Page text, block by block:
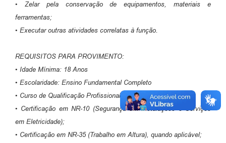
• Zelar pela conservação de equipamentos, materiais e
ferramentas;
• Executar outras atividades correlatas à função.
REQUISITOS PARA PROVIMENTO:
• Idade Mínima: 18 Anos
• Escolaridade: Ensino Fundamental Completo
• Curso de Qualificação Profissional na área elétrica.
• Certificação em NR-10 (Segurança em Instalações e Serviços
em Eletricidade);
• Certificação em NR-35 (Trabalho em Altura), quando aplicável;